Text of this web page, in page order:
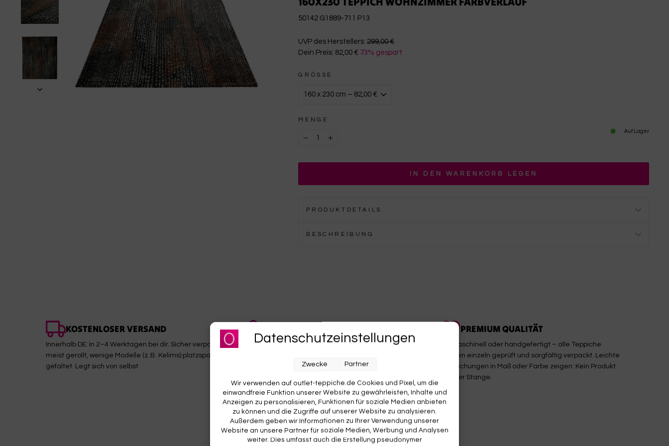
50142 G1889-711 P13
UVP des Herstellers: 299,00 €€299,00
Dein Preis: 82,00 € 73% gespart
GRÖSSE
MENGE
Auf Lager
IN DEN WARENKORB LEGEN
PRODUKTDETAILS
BESCHREIBUNG
KOSTENLOSER VERSAND
Innerhalb DE: In 2–4 Werktagen bei dir. Sicher verpackt,
meist gerollt, wenige Modelle (z. B. Kelims) platzsparend
gefaltet. Legt sich von selbst
Rückgabe? Für dich kostenlos. Du hast 14 Tage Zeit zum
PREMIUM QUALITÄT
Ob maschinell oder handgefertigt – alle Teppiche
werden einzeln geprüft und sorgfältig verpackt. Leichte
Abweichungen in Maß oder Farbe zeigen: Kein Produkt
von der Stange.
Datenschutzeinstellungen
Wir verwenden auf outlet-teppiche.de Cookies und Pixel, um die
einwandfreie Funktion unserer Website zu gewährleisten, Inhalte und
Anzeigen zu personalisieren, Funktionen für soziale Medien anbieten
zu können und die Zugriffe auf unserer Website zu analysieren.
Außerdem geben wir Informationen zu Ihrer Verwendung unserer
Website an unsere Partner für soziale Medien, Werbung und Analysen
weiter. Dies umfasst auch die Erstellung pseudonymer
Zwecke Partner
Melde dich jetzt für unseren Newsletter an und sichere dir
10% RABATT AUF DEINE
ERSTE BESTELLUNG! 😍